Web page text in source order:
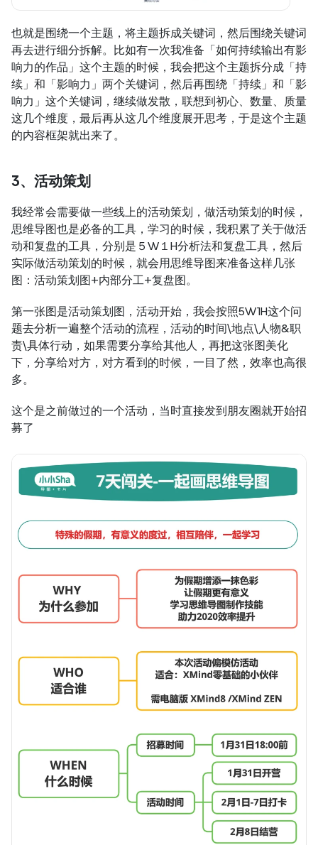
也就是围绕一个主题，将主题拆成关键词，然后围绕关键词
再去进行细分拆解。比如有一次我准备「如何持续输出有影
响力的作品」这个主题的时候，我会把这个主题拆分成「持
续」和「影响力」两个关键词，然后再围绕「持续」和「影
响力」这个关键词，继续做发散，联想到初心、数量、质量
这几个维度，最后再从这几个维度展开思考，于是这个主题
的内容框架就出来了。
3、活动策划
我经常会需要做一些线上的活动策划，做活动策划的时候，
思维导图也是必备的工具，学习的时候，我积累了关于做活
动和复盘的工具，分别是５W１H分析法和复盘工具，然后
实际做活动策划的时候，就会用思维导图来准备这样几张
图：活动策划图+内部分工+复盘图。
第一张图是活动策划图，活动开始，我会按照5W1H这个问
题去分析一遍整个活动的流程，活动的时间\地点\人物&职
责\具体行动，如果需要分享给其他人，再把这张图美化
下，分享给对方，对方看到的时候，一目了然，效率也高很
多。
这个是之前做过的一个活动，当时直接发到朋友圈就开始招
募了